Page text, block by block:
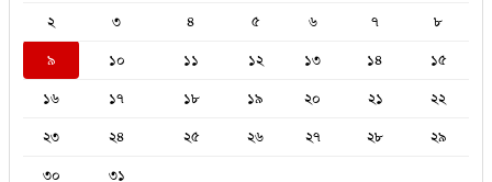
২
৩ ৪ ৫ ৬ ৭
৮
৯
১০ ১১ ১২ ১৩ ১৪
১৫
১৬
১৭ ১৮ ১৯ ২০ ২১
২২
২৩
২৪ ২৫ ২৬ ২৭ ২৮
২৯
৩০
৩১